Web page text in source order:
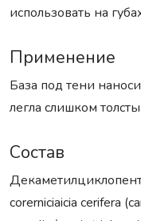
использовать на
Применение
База под тени
легла слишком
Состав
corerniciaicia cerifera